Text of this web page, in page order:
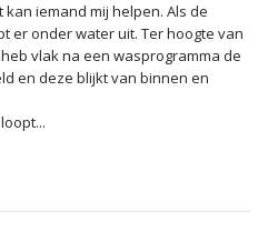
iemand mij helpen. Als de
er onder water uit. Ter hoogte van
vlak na een wasprogramma de
en deze blijkt van binnen en